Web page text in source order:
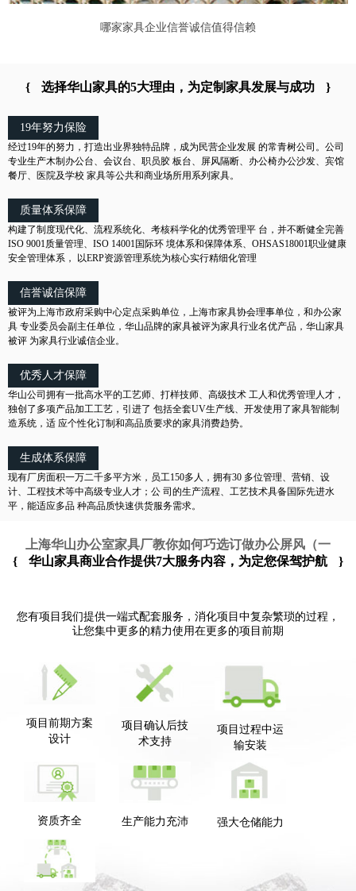
哪家家具企业信誉诚信值得信赖
{ 选择华山家具的5大理由，为定制家具发展与成功 }
19年努力保险
经过19年的努力，打造出业界独特品牌，成为民营企业发展 的常青树公司。公司
专业生产木制办公台、会议台、职员胶 板台、屏风隔断、办公椅办公沙发、宾馆
餐厅、医院及学校 家具等公共和商业场所用系列家具。
质量体系保障
构建了制度现代化、流程系统化、考核科学化的优秀管理平 台，并不断健全完善
ISO 9001质量管理、ISO 14001国际环 境体系和保障体系、OHSAS18001职业健康
安全管理体系， 以ERP资源管理系统为核心实行精细化管理
信誉诚信保障
被评为上海市政府采购中心定点采购单位，上海市家具协会理事单位，和办公家
具 专业委员会副主任单位，华山品牌的家具被评为家具行业名优产品，华山家具
被评 为家具行业诚信企业。
优秀人才保障
华山公司拥有一批高水平的工艺师、打样技师、高级技术 工人和优秀管理人才，
独创了多项产品加工工艺，引进了 包括全套UV生产线、开发使用了家具智能制
造系统，适 应个性化订制和高品质要求的家具消费趋势。
生成体系保障
现有厂房面积一万二千多平方米，员工150多人，拥有30 多位管理、营销、设
计、工程技术等中高级专业人才；公 司的生产流程、工艺技术具备国际先进水
平，能适应多品 种高品质快速供货服务需求。
上海华山办公室家具厂教你如何巧选订做办公屏风（一
{
华山家具商业合作提供7大服务内容，为定您保驾护航 }
您有项目我们提供一端式配套服务，消化项目中复杂繁琐的过程，
让您集中更多的精力使用在更多的项目前期
项目前期方案
设计
项目确认后技
术支持
项目过程中运
输安装
资质齐全 生产能力充沛 强大仓储能力